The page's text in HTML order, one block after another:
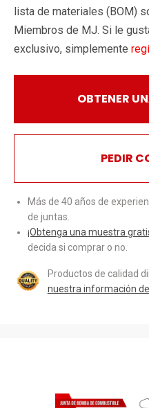
lista de materiales (BOM)
Miembros de MJ. Si le
exclusivo, simplemente
OBTENER
PEDIR
Más de 40 años de
de juntas.
¡Obtenga una muestra
decida si comprar o no.
Productos de calidad
nuestra información